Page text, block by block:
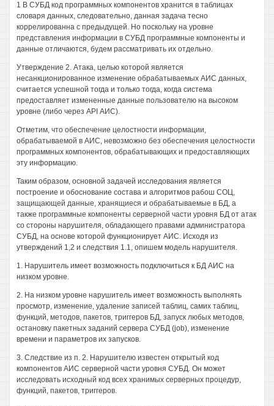
1 В СУБД код программных компонентов хранится в таблицах
словаря данных, следовательно, данная задача тесно
коррелированна с предыдущей. Но поскольку на уровне
представления информации в СУБД программные компоненты и
данные отличаются, будем рассматривать их отдельно.
Утверждение 2. Атака, целью которой является
несанкционированное изменение обрабатываемых АИС данных,
считается успешной тогда и только тогда, когда система
предоставляет измененные данные пользователю на высоком
уровне (либо через API АИС).
Отметим, что обеспечение целостности информации,
обрабатываемой в АИС, невозможно без обеспечения целостности
программных компонентов, обрабатывающих и предоставляющих
эту информацию.
Таким образом, основной задачей исследования является
построение и обоснование состава и алгоритмов рабош СОЦ,
защищающей данные, хранящиеся и обрабатываемые в БД, а
также программные компоненты серверной части уровня БД от атак
со стороны нарушителя, обладающего правами администратора
СУБД, на основе которой функционирует АИС. Исходя из
утверждений 1,2 и следствия 1.1, опишем модель нарушителя.
1. Нарушитель имеет возможность подключиться к БД АИС на
низком уровне.
2. На низком уровне нарушитель имеет возможность выполнять
просмотр, изменение, удаление записей таблиц, самих таблиц,
функций, методов, пакетов, триггеров БД, запуск любых методов,
остановку пакетных заданий сервера СУБД (job), изменение
времени и параметров их запусков.
3. Следствие из п. 2. Нарушителю известен открытый код
компонентов АИС серверной части уровня СУБД. Он может
исследовать исходный код всех хранимых серверных процедур,
функций, пакетов, триггеров.